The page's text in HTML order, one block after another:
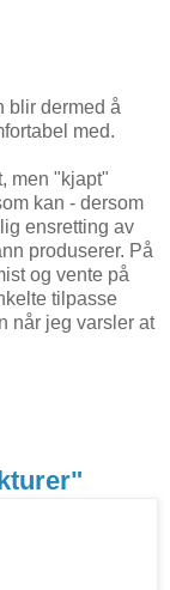
blir dermed å
med.
men "kjapt"
kan - dersom
ensretting av
produserer. På
og vente på
tilpasse
når jeg varsler at